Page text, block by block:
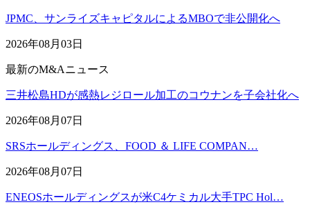
JPMC、サンライズキャピタルによるMBOで非公開化へ
2026年08月03日
最新のM&Aニュース
三井松島HDが感熱レジロール加工のコウナンを子会社化へ
2026年08月07日
SRSホールディングス、FOOD ＆ LIFE COMPAN…
2026年08月07日
ENEOSホールディングスが米C4ケミカル大手TPC Hol…